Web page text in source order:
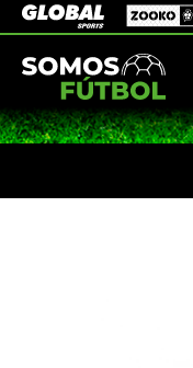
Global Sports Zooko